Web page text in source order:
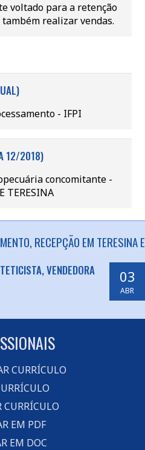
voltado para a retenção
realizar vendas.
- IFPI
12/2018)
concomitante -
TERESINA
RECEPÇÃO EM TERESINA
VENDEDORA 03
ABR
CURRÍCULO
CURRÍCULO
EM PDF
EM DOC